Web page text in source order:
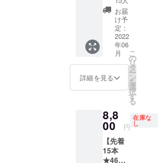
無償 [ご
注意] ※
製造状
況によ
り出荷
時期が
遅れる
場合、
早急に
ご連絡
す。 ※
初期不
良以外
に関す
る返
品・返
フター
サポー
ト] ★フ
レー
ム・レ
ンズ 1
年間保
証 ★度
数が合
わな
場合、
お届け
から
１ヶ月
以内の
レンズ
【オー
ダーレ
ンズ】
処方箋
やレン
ズ情報
も別注
ます(詳
細はお
くださ
い) [お
届け予
定]
2022年
7月末に
イト
カット
レンズ
ご希望
の場合
「【オ
ン
★33％
ライト
カット
レン
ズ」と
一緒に
す。ご
希望の
方はご
希望リ
ターン
購入
メッ
セージ
し付け
くださ
い。
【オー
ダーレ
G:4.00
の標準
レンズ
度数か
らお選
びくだ
さい。
【左右
A〜Gの
度数な
ら左右
度数違
いも追
本） ・
専用
ケース
（1個）
・メガ
ネ拭き
[レンズ
度数に
には対
応して
いませ
ん。
【選べ
ラス・
ライト
スクエ
（レッ
ド） 通
常価格
¥16,500
を 割引
価格
（税
込）に
てご提
供 ・
ペー
お届
け予
定：
2022
年06
月
詳細を見る
こ
の
リ
タ
ー
ン
を
選
択
す
る
8,8
00 円
在庫な
し
【先着
15本
★46％